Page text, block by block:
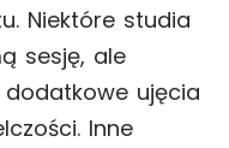
Niektóre studia
sesję, ale
ujęcia
Inne